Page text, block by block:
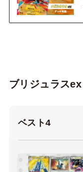
ブリジュラスex
ベスト4